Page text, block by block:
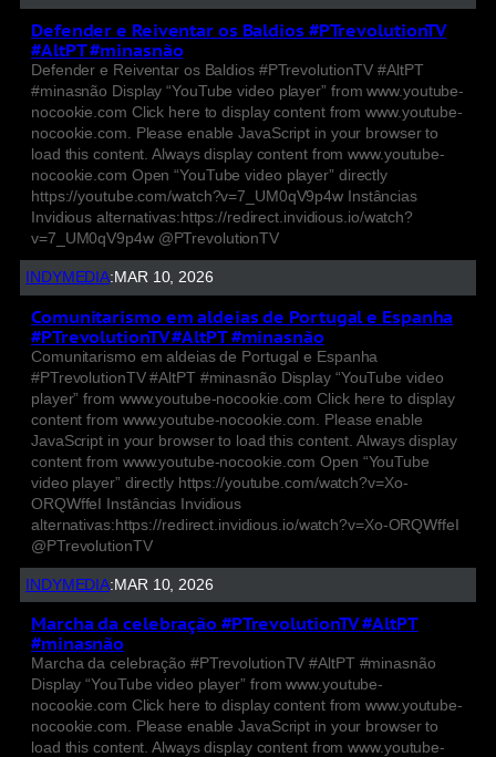
Defender e Reiventar os Baldios #PTrevolutionTV
#AltPT #minasnão
Defender e Reiventar os Baldios #PTrevolutionTV #AltPT
#minasnão Display “YouTube video player” from www.youtube-
nocookie.com Click here to display content from www.youtube-
nocookie.com. Please enable JavaScript in your browser to
load this content. Always display content from www.youtube-
nocookie.com Open “YouTube video player” directly
https://youtube.com/watch?v=7_UM0qV9p4w Instâncias
Invidious alternativas:https://redirect.invidious.io/watch?
v=7_UM0qV9p4w @PTrevolutionTV
INDYMEDIA: MAR 10, 2026
Comunitarismo em aldeias de Portugal e Espanha
#PTrevolutionTV #AltPT #minasnão
Comunitarismo em aldeias de Portugal e Espanha
#PTrevolutionTV #AltPT #minasnão Display “YouTube video
player” from www.youtube-nocookie.com Click here to display
content from www.youtube-nocookie.com. Please enable
JavaScript in your browser to load this content. Always display
content from www.youtube-nocookie.com Open “YouTube
video player” directly https://youtube.com/watch?v=Xo-
ORQWffeI Instâncias Invidious
alternativas:https://redirect.invidious.io/watch?v=Xo-ORQWffeI
@PTrevolutionTV
INDYMEDIA: MAR 10, 2026
Marcha da celebração #PTrevolutionTV #AltPT
#minasnão
Marcha da celebração #PTrevolutionTV #AltPT #minasnão
Display “YouTube video player” from www.youtube-
nocookie.com Click here to display content from www.youtube-
nocookie.com. Please enable JavaScript in your browser to
load this content. Always display content from www.youtube-